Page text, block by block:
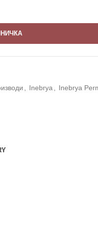
Inebrya
Inebrya